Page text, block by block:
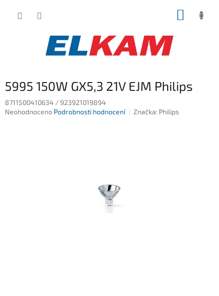
5995 150W GX5,3 21V EJM Philips
8711500410634 / 923921019894
Průměrné
Neohodnoceno Podrobnosti hodnocení Značka: Philips